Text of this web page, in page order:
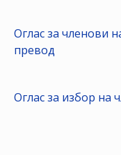
НАЈАВА
Оглас за членови
превод
Оглас за избор на